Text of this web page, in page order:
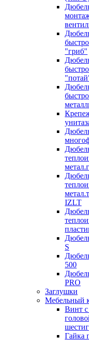
"гриб"
IZLT
S
500
PRO
Заглушки
Мебельный
Винт с
Гайка